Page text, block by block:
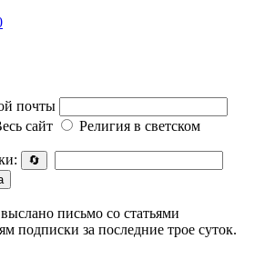
почты
сайт
Религия в светском
🔄
письмо со статьями
подписки за последние трое суток.